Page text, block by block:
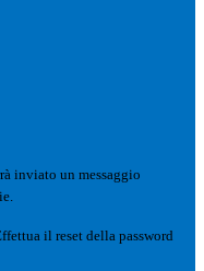
inviato un messaggio
il reset della password